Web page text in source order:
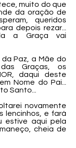
muito do que
da oração de
queridos
depois rezar...
a Graça vai
da Paz, a Mãe do
Graças, os
daqui deste
Nome do Pai...
Santo...
novamente
lencinhos, e fará
estive aqui pela
cheia de